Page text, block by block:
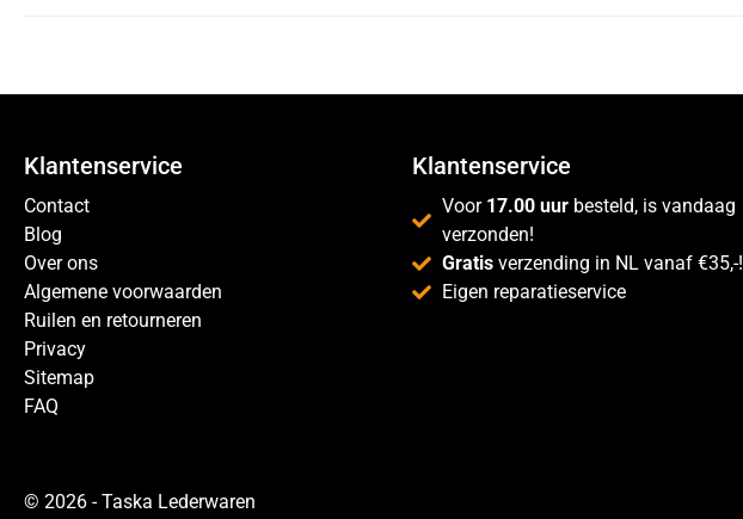
Klantenservice
Contact
Blog
Over ons
Algemene voorwaarden
Ruilen en retourneren
Privacy
Sitemap
FAQ
Klantenservice
Voor 17.00 uur besteld, is vandaag
verzonden!
Gratis verzending in NL vanaf €35,-!
Eigen reparatieservice
© 2026 - Taska Lederwaren